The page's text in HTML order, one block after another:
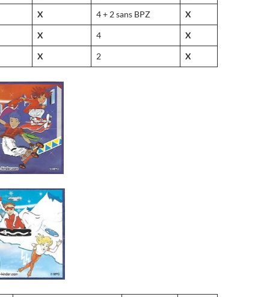
X 4 + 2 sans BPZ X
X 4 X
X 2 X